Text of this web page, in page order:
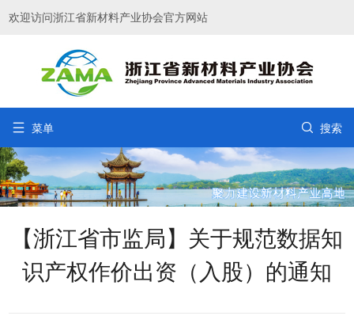
欢迎访问浙江省新材料产业协会官方网站
 菜单  搜索
【浙江省市监局】关于规范数据知
识产权作价出资（入股）的通知